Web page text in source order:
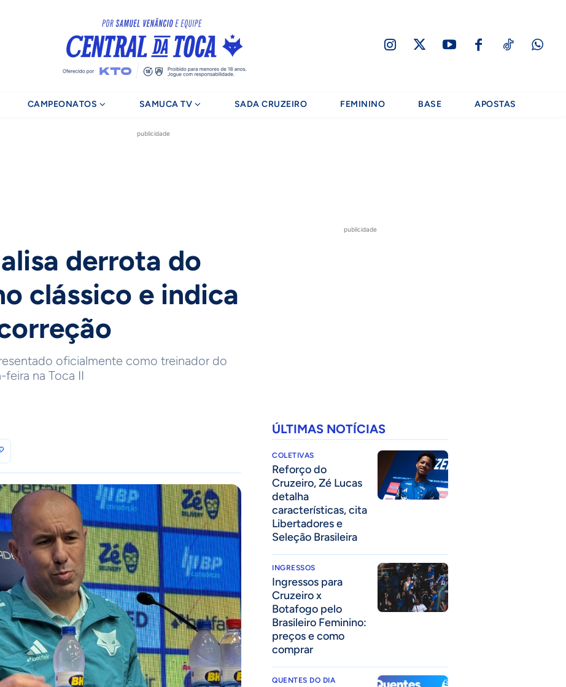
CAMPEONATOS SAMUCA TV SADA CRUZEIRO FEMININO BASE APOSTAS
publicidade
derrota do
clássico e indica
oficialmente como treinador do
na Toca II
publicidade
ÚLTIMAS NOTÍCIAS
COLETIVAS
⁠Reforço do
Cruzeiro, Zé Lucas
detalha
características, cita
Libertadores e
Seleção Brasileira
INGRESSOS
Ingressos para
Cruzeiro x
Botafogo pelo
Brasileiro Feminino:
preços e como
comprar
QUENTES DO DIA